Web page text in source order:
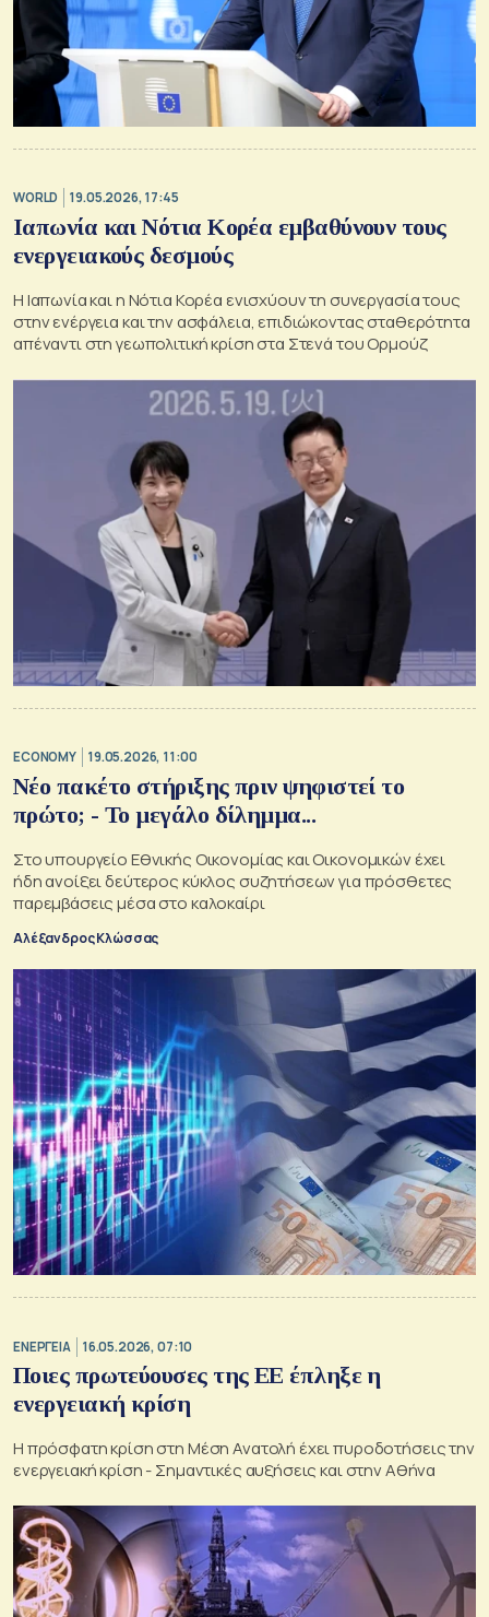
WORLD 19.05.2026, 17:45
Ιαπωνία και Νότια Κορέα εμβαθύνουν τους
ενεργειακούς δεσμούς
Η Ιαπωνία και η Νότια Κορέα ενισχύουν τη συνεργασία τους
στην ενέργεια και την ασφάλεια, επιδιώκοντας σταθερότητα
απέναντι στη γεωπολιτική κρίση στα Στενά του Ορμούζ
ECONOMY 19.05.2026, 11:00
Νέο πακέτο στήριξης πριν ψηφιστεί το
πρώτο; - Το μεγάλο δίλημμα...
Στο υπουργείο Εθνικής Οικονομίας και Οικονομικών έχει
ήδη ανοίξει δεύτερος κύκλος συζητήσεων για πρόσθετες
παρεμβάσεις μέσα στο καλοκαίρι
Αλέξανδρος Κλώσσας
ΕΝΕΡΓΕΙΑ 16.05.2026, 07:10
Ποιες πρωτεύουσες της ΕΕ έπληξε η
ενεργειακή κρίση
Η πρόσφατη κρίση στη Μέση Ανατολή έχει πυροδοτήσεις την
ενεργειακή κρίση - Σημαντικές αυξήσεις και στην Αθήνα